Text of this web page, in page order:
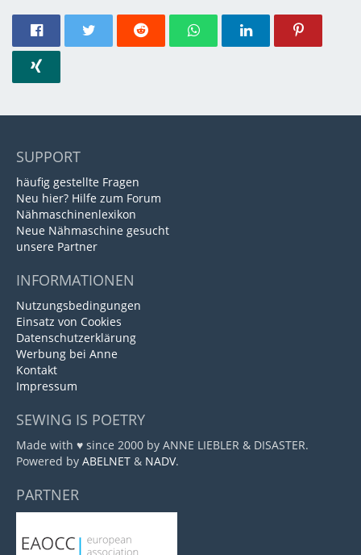
SUPPORT
häufig gestellte Fragen
Neu hier? Hilfe zum Forum
Nähmaschinenlexikon
Neue Nähmaschine gesucht
unsere Partner
INFORMATIONEN
Nutzungsbedingungen
Einsatz von Cookies
Datenschutzerklärung
Werbung bei Anne
Kontakt
Impressum
SEWING IS POETRY
Made with ♥ since 2000 by ANNE LIEBLER & DISASTER.
Powered by ABELNET & NADV.
PARTNER